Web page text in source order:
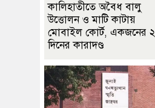
কালিহাতীতে অবৈধ বালু
উত্তোলন ও মাটি কাটায়
মোবাইল কোর্ট, একজনের ২
দিনের কারাদণ্ড